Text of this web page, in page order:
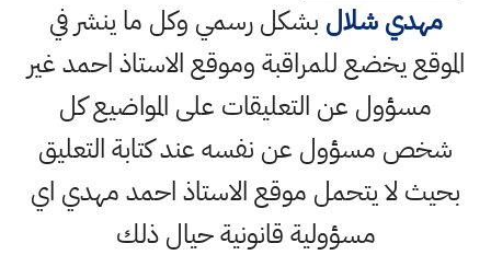
مهدي شلال بشكل رسمي وكل ما ينشر في
الموقع يخضع للمراقبة وموقع الاستاذ احمد غير
مسؤول عن التعليقات على المواضيع كل
شخص مسؤول عن نفسه عند كتابة التعليق
بحيث لا يتحمل موقع الاستاذ احمد مهدي اي
مسؤولية قانونية حيال ذلك